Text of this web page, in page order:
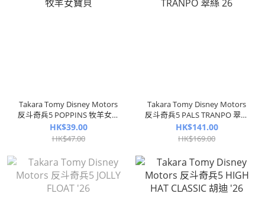
Takara Tomy Disney Motors
反斗奇兵5 POPPINS 牧羊女寶
貝
HK$39.00
HK$47.00
Takara Tomy Disney Motors
反斗奇兵5 PALS TRANPO 翠絲
26
HK$141.00
HK$169.00